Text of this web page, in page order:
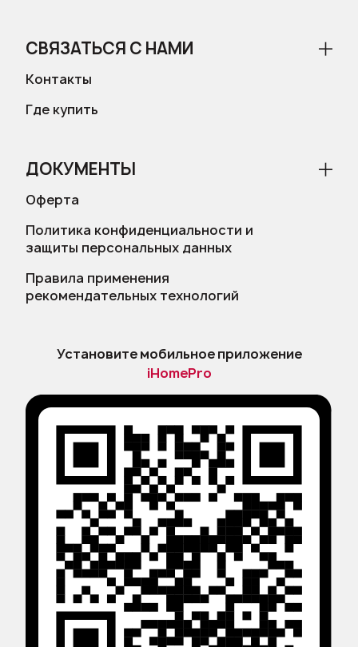
СВЯЗАТЬСЯ С НАМИ
Контакты
Где купить
ДОКУМЕНТЫ
Оферта
Политика конфиденциальности и
защиты персональных данных
Правила применения
рекомендательных технологий
Установите мобильное приложение
iHomePro